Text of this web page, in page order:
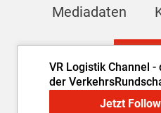
VR Logistik Channel -
der
Jetzt
Mediadaten
AGB